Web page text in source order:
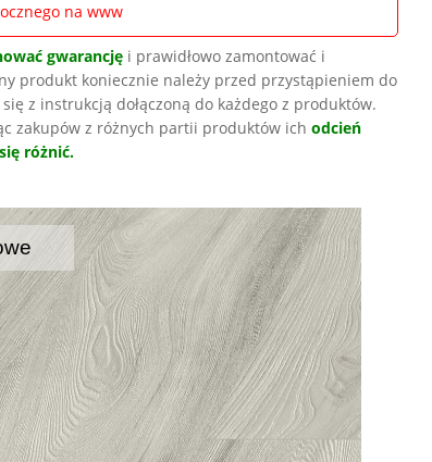
na www
gwarancję i prawidłowo zamontować i
produkt koniecznie należy przed przystąpieniem do
z instrukcją dołączoną do każdego z produktów.
zakupów z różnych partii produktów ichodcień
różnić.